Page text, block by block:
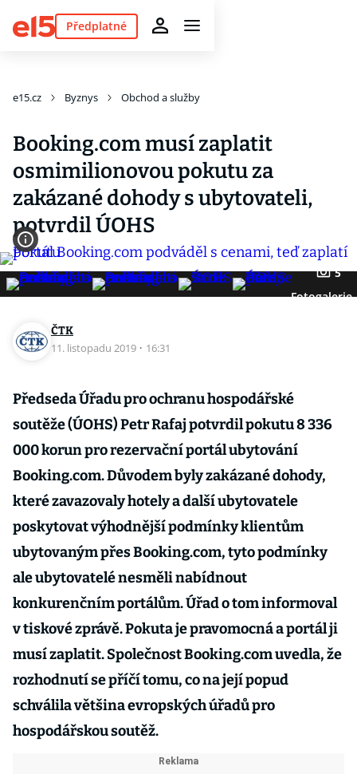
Předplatné
e15.cz Byznys Obchod a služby
Booking.com musí zaplatit
osmimilionovou pokutu za
zakázané dohody s ubytovateli,
potvrdil ÚOHS
5
Fotogalerie
ČTK
11. listopadu 2019 · 16:31
Předseda Úřadu pro ochranu hospodářské
soutěže (ÚOHS) Petr Rafaj potvrdil pokutu 8 336
000 korun pro rezervační portál ubytování
Booking.com. Důvodem byly zakázané dohody,
které zavazovaly hotely a další ubytovatele
poskytovat výhodnější podmínky klientům
ubytovaným přes Booking.com, tyto podmínky
ale ubytovatelé nesměli nabídnout
konkurenčním portálům. Úřad o tom informoval
v tiskové zprávě. Pokuta je pravomocná a portál ji
musí zaplatit. Společnost Booking.com uvedla, že
rozhodnutí se příčí tomu, co na její popud
schválila většina evropských úřadů pro
hospodářskou soutěž.